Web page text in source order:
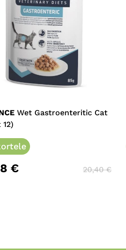
Wet Gastroenteritic Cat
12)
€ 20,40€